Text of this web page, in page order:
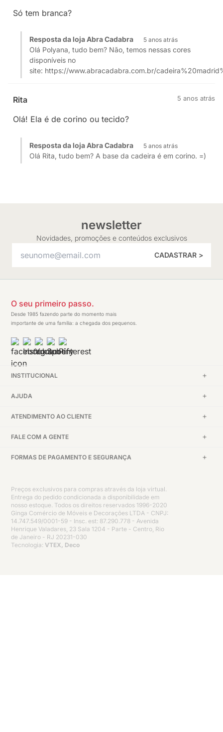
Só tem branca?
Resposta da loja Abra Cadabra 5 anos atrás
Olá Polyana, tudo bem? Não, temos nessas cores
disponíveis no
site: https://www.abracadabra.com.br/
Rita 5 anos atrás
Olá! Ela é de corino ou tecido?
Resposta da loja Abra Cadabra 5 anos atrás
Olá Rita, tudo bem? A base da cadeira é em corino. =)
newsletter
Novidades, promoções e conteúdos exclusivos
CADASTRAR >
O seu primeiro passo.
Desde 1985 fazendo parte do momento mais
importante de uma família: a chegada dos pequenos.
INSTITUCIONAL
AJUDA
ATENDIMENTO AO CLIENTE
FALE COM A GENTE
FORMAS DE PAGAMENTO E SEGURANÇA
Preços exclusivos para compras através da loja virtual.
Entrega do pedido condicionada a disponibilidade em
nosso estoque. Todos os direitos reservados 1996-2020
Ginga Comércio de Móveis e Decorações LTDA - CNPJ:
14.747.549/0001-59 - Insc. est: 87.290.778 - Avenida
Henrique Valadares, 23 Sala 1204 - Parte - Centro, Rio
de Janeiro - RJ 20231-030
Tecnologia: VTEX, Deco